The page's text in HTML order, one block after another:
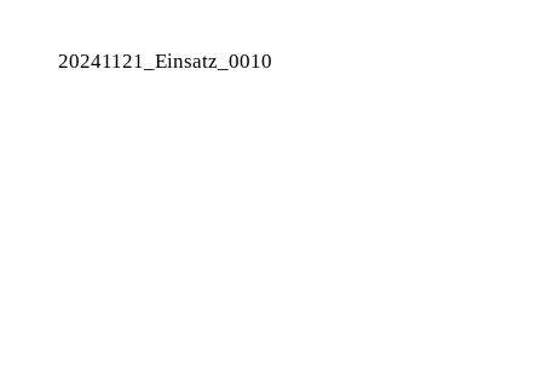
20241121_Einsatz_0010